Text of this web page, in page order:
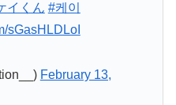
イくん #케이
sGasHLDLoI
February 13,